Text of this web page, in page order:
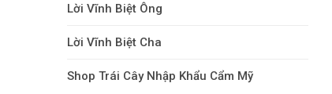
Lời Vĩnh Biệt Ông
Lời Vĩnh Biệt Cha
Shop Trái Cây Nhập Khẩu Cẩm Mỹ